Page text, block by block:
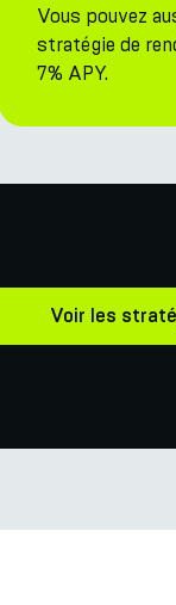
Vous pouvez
stratégie de
7% APY.
Voir les